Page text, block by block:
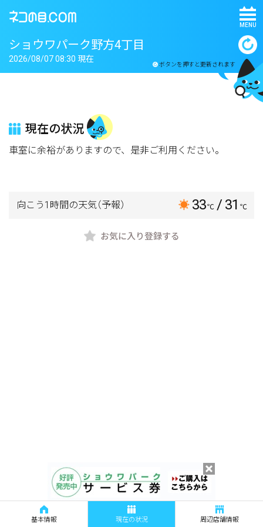
MENU
ショウワパーク野方4丁目
ボタンを押すと更新されます
2026/08/07 08:30 現在
現在の状況
車室に余裕がありますので、是非ご利用ください。
向こう1時間の天気（予報） 33℃ / 31 ℃
お気に入り登録する
基本情報 現在の状況 周辺店舗情報